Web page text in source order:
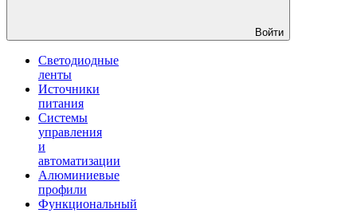
Войти
Светодиодные
ленты
Источники
питания
Системы
управления
и
автоматизации
Алюминиевые
профили
Функциональный